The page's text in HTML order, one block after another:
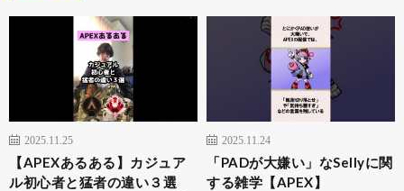
2025.11.25
【APEXあるある】カジュア
ル初心者と猛者の違い３選
2025.11.24
「PADが大嫌い」なSellyに関
する雑学【APEX】